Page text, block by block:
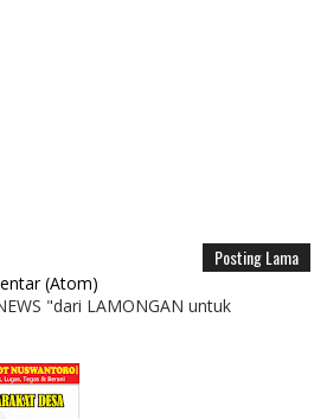
Posting Lama
(Atom)
"dari LAMONGAN untuk